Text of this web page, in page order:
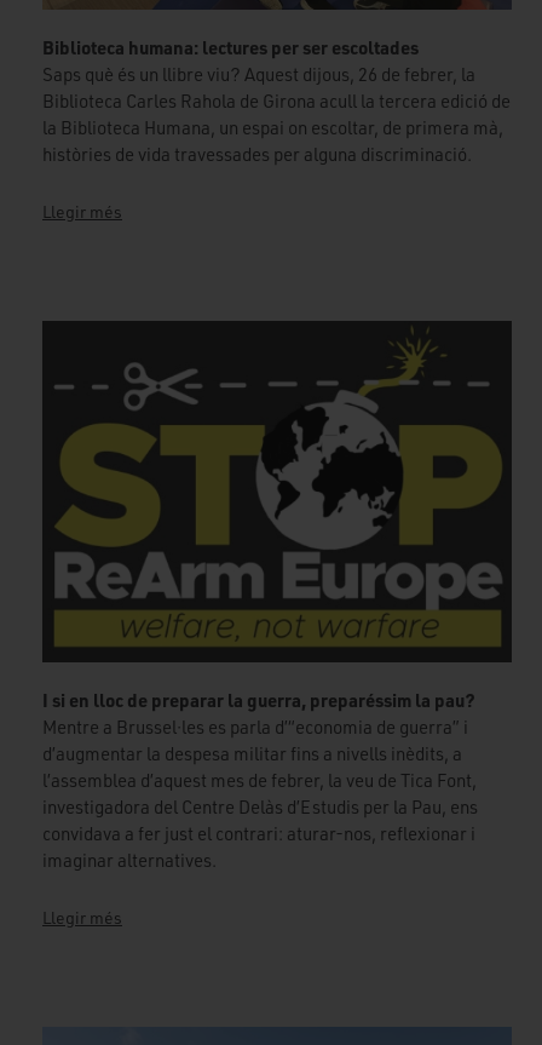
Biblioteca humana: lectures per ser escoltades
Saps què és un llibre viu? Aquest dijous, 26 de febrer, la
Biblioteca Carles Rahola de Girona acull la tercera edició de
la Biblioteca Humana, un espai on escoltar, de primera mà,
històries de vida travessades per alguna discriminació.
Llegir més
I si en lloc de preparar la guerra, preparéssim la pau?
Mentre a Brussel·les es parla d’“economia de guerra” i
d’augmentar la despesa militar fins a nivells inèdits, a
l’assemblea d’aquest mes de febrer, la veu de Tica Font,
investigadora del Centre Delàs d’Estudis per la Pau, ens
convidava a fer just el contrari: aturar-nos, reflexionar i
imaginar alternatives.
Llegir més